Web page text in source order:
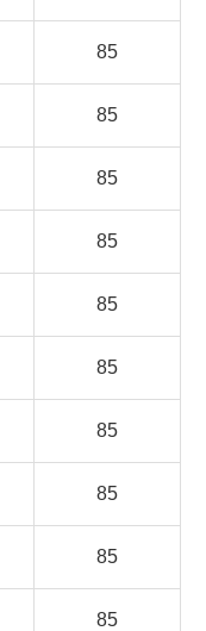
85
85
85
85
85
85
85
85
85
85